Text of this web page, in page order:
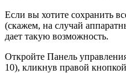
Если вы хотите сохранить
(скажем, на случай
дает такую возможность.
Откройте Панель
10), кликнув правой